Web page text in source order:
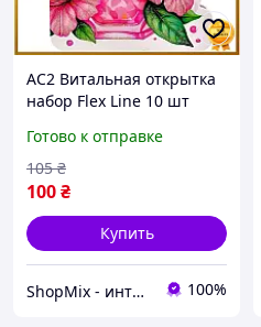
AC2 Витальная открытка
набор Flex Line 10 шт
для поздравлений на
любой случай MOD58 DE
Готово к отправке
100₴
105 ₴
Купить
ShopMix - интернет-магазин сумок и аксессуаров 100%